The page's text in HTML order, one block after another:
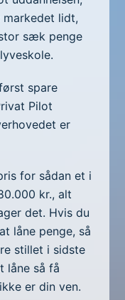
lidt,
sæk penge
spare
Pilot
er
for sådan et i
kr., alt
det. Hvis du
låne penge, så
stillet i sidste
låne så få
er din ven.